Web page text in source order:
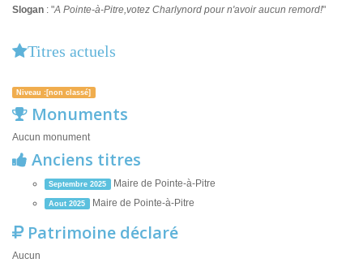
Slogan : "A Pointe-à-Pitre,votez Charlynord pour n'avoir aucun remord!"
Titres actuels
Niveau :[non classé]
Monuments
Aucun monument
Anciens titres
Septembre 2025 Maire de Pointe-à-Pitre
Aout 2025 Maire de Pointe-à-Pitre
Patrimoine déclaré
Aucun